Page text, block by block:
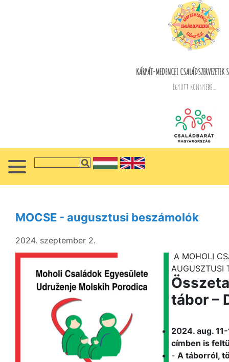
KÁRPÁT-MEDENCEI CSALÁDSZERVEZETEK
Együtt könnyebb...
MOCSE - augusztusi beszámolók
2024. szeptember 2.
A MOHOLI
AUGUSZTUSI
tábor –
2024. aug.
címben is
- A táborról,